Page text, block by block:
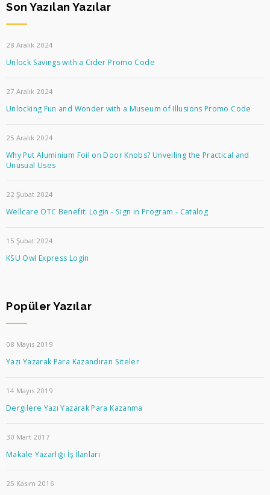
Son Yazılan Yazılar
28 Aralık 2024
Unlock Savings with a Cider Promo Code
27 Aralık 2024
Unlocking Fun and Wonder with a Museum of Illusions Promo Code
25 Aralık 2024
Why Put Aluminium Foil on Door Knobs? Unveiling the Practical and
Unusual Uses
22 Şubat 2024
Wellcare OTC Benefit: Login - Sign in Program - Catalog
15 Şubat 2024
KSU Owl Express Login
Popüler Yazılar
08 Mayıs 2019
Yazı Yazarak Para Kazandıran Siteler
14 Mayıs 2019
Dergilere Yazı Yazarak Para Kazanma
30 Mart 2017
Makale Yazarlığı İş İlanları
25 Kasım 2016